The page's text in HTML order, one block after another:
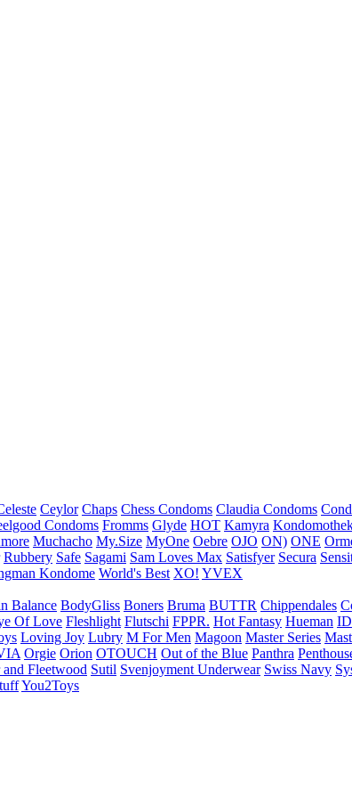
Ceylor Chaps Chess Condoms Claudia Condoms
Condoms Fromms Glyde HOT Kamyra
Muchacho My.Size MyOne Oebre OJO ON) ONE
Rubbery Safe Sagami Sam Loves Max Satisfyer Secura
Kondome World's Best XO! YVEX
Balance BodyGliss Boners Bruma BUTTR Chippendales
Of Love Fleshlight Flutschi FPPR. Hot Fantasy Hueman
Loving Joy Lubry M For Men Magoon Master Series
Orgie Orion OTOUCH Out of the Blue Panthra
and Fleetwood Sutil Svenjoyment Underwear Swiss Navy
You2Toys